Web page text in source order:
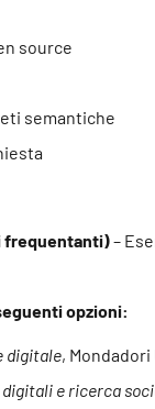
source
semantiche
frequentanti)–
opzioni:
digitale,
e ricerca